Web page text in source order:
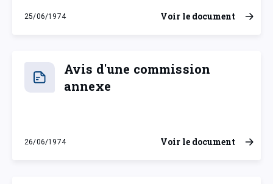
25/06/1974
mardi 25 juin 1974
Voir le document
Avis d'une commission
annexe
26/06/1974
mercredi 26 juin 1974
Voir le document